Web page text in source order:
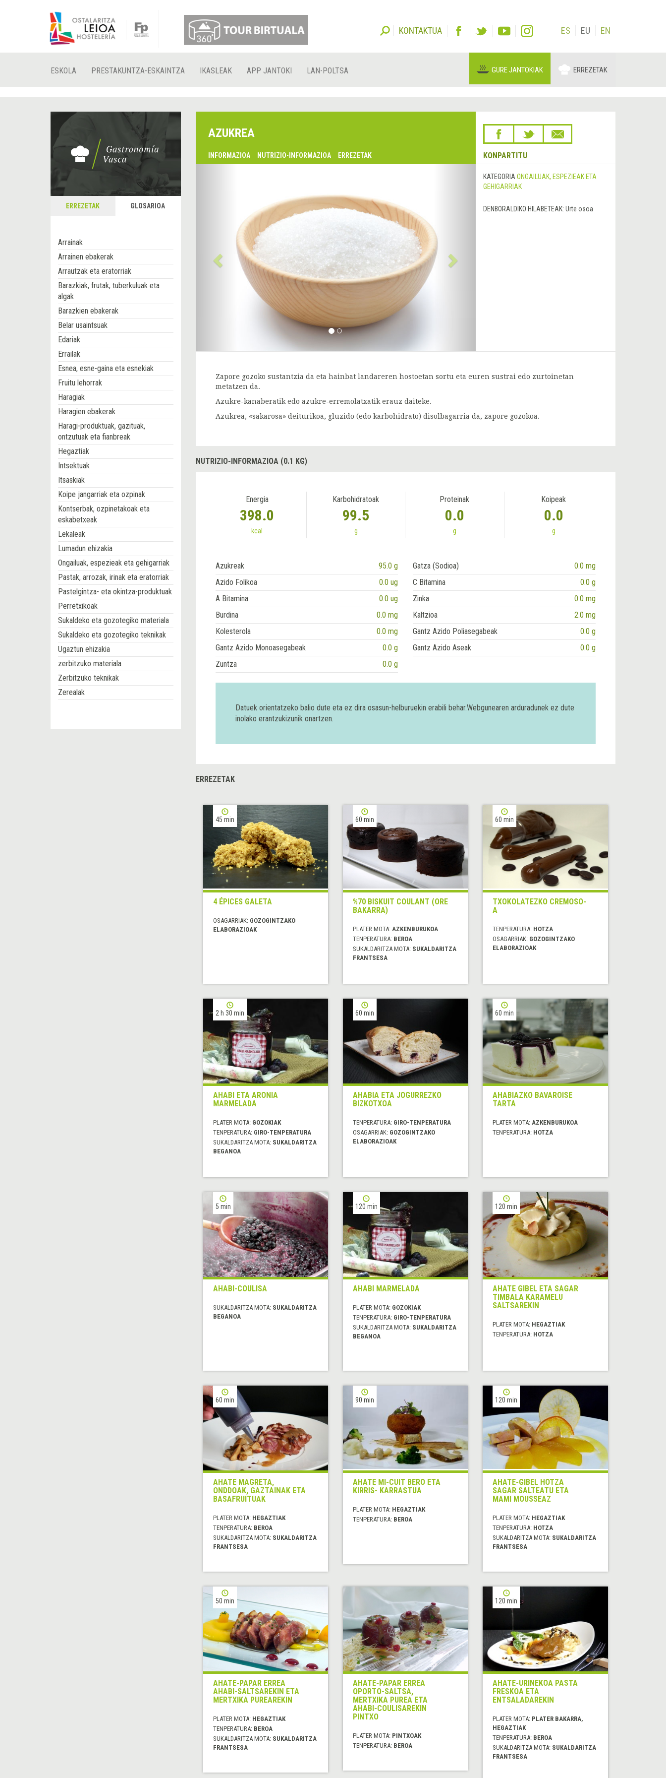
KONTAKTUA ES EU EN
ESKOLA PRESTAKUNTZA-ESKAINTZA IKASLEAK APP JANTOKI LAN-POLTSA GURE JANTOKIAK ERREZETAK
ERREZETAK GLOSARIOA
Arrainak
Arrainen ebakerak
Arrautzak eta eratorriak
Barazkiak, frutak, tuberkuluak eta
algak
Barazkien ebakerak
Belar usaintsuak
Edariak
Errailak
Esnea, esne-gaina eta esnekiak
Fruitu lehorrak
Haragiak
Haragien ebakerak
Haragi-produktuak, gazituak,
ontzutuak eta fianbreak
Hegaztiak
Intsektuak
Itsaskiak
Koipe jangarriak eta ozpinak
Kontserbak, ozpinetakoak eta
eskabetxeak
Lekaleak
Lumadun ehizakia
Ongailuak, espezieak eta gehigarriak
Pastak, arrozak, irinak eta eratorriak
Pastelgintza- eta okintza-produktuak
Perretxikoak
Sukaldeko eta gozotegiko materiala
Sukaldeko eta gozotegiko teknikak
Ugaztun ehizakia
zerbitzuko materiala
Zerbitzuko teknikak
Zerealak
AZUKREA
INFORMAZIOA NUTRIZIO-INFORMAZIOA ERREZETAK KONPARTITU
Hurrengoa
&rsaquo;
KATEGORIA ONGAILUAK, ESPEZIEAK ETA
GEHIGARRIAK
DENBORALDIKO HILABETEAK: Urte osoa
Zapore gozoko sustantzia da eta hainbat landareren hostoetan sortu eta euren sustrai edo zurtoinetan
metatzen da.
Azukre-kanaberatik edo azukre-erremolatxatik erauz daiteke.
Azukrea, «sakarosa» deiturikoa, gluzido (edo karbohidrato) disolbagarria da, zapore gozokoa.
NUTRIZIO-INFORMAZIOA (0.1 KG)
Energia
398.0
kcal
Karbohidratoak
99.5
g
Proteinak
0.0
g
Koipeak
0.0
g
Azukreak 95.0 g Gatza (Sodioa)
0.0 mg
Azido Folikoa
0.0 ug C Bitamina
0.0 g
A Bitamina
0.0 ug Zinka
0.0 mg
Burdina
0.0 mg Kaltzioa
2.0 mg
Kolesterola
0.0 mg Gantz Azido Poliasegabeak
0.0 g
Gantz Azido Monoasegabeak
0.0 g Gantz Azido Aseak
0.0 g
Zuntza
0.0 g
Datuek orientatzeko balio dute eta ez dira osasun-helburuekin erabili behar.Webgunearen arduradunek ez dute
inolako erantzukizunik onartzen.
ERREZETAK
45 min
4 ÉPICES GALETA
OSAGARRIAK: GOZOGINTZAKO
ELABORAZIOAK
60 min
%70 BISKUIT COULANT (ORE
BAKARRA)
PLATER MOTA: AZKENBURUKOA
TENPERATURA: BEROA
SUKALDARITZA MOTA: SUKALDARITZA
FRANTSESA
60 min
TXOKOLATEZKO CREMOSO-
A
TENPERATURA: HOTZA
OSAGARRIAK: GOZOGINTZAKO
ELABORAZIOAK
2 h 30 min
AHABI ETA ARONIA
MARMELADA
PLATER MOTA: GOZOKIAK
TENPERATURA: GIRO-TENPERATURA
SUKALDARITZA MOTA: SUKALDARITZA
BEGANOA
60 min
AHABIA ETA JOGURREZKO
BIZKOTXOA
TENPERATURA: GIRO-TENPERATURA
OSAGARRIAK: GOZOGINTZAKO
ELABORAZIOAK
60 min
AHABIAZKO BAVAROISE
TARTA
PLATER MOTA:AZKENBURUKOA
TENPERATURA: HOTZA
5 min
AHABI-COULISA
SUKALDARITZA MOTA: SUKALDARITZA
BEGANOA
120 min
AHABI MARMELADA
PLATER MOTA: GOZOKIAK
TENPERATURA: GIRO-TENPERATURA
SUKALDARITZA MOTA: SUKALDARITZA
BEGANOA
120 min
AHATE GIBEL ETA SAGAR
TIMBALA KARAMELU
SALTSAREKIN
PLATER MOTA: HEGAZTIAK
TENPERATURA: HOTZA
60 min
AHATE MAGRETA,
ONDDOAK, GAZTAINAK ETA
BASAFRUITUAK
PLATER MOTA: HEGAZTIAK
TENPERATURA: BEROA
SUKALDARITZA MOTA: SUKALDARITZA
FRANTSESA
90 min
AHATE MI-CUIT BERO ETA
KIRRIS- KARRASTUA
PLATER MOTA: HEGAZTIAK
TENPERATURA: BEROA
120 min
AHATE-GIBEL HOTZA
SAGAR SALTEATU ETA
MAMI MOUSSEAZ
PLATER MOTA: HEGAZTIAK
TENPERATURA: HOTZA
SUKALDARITZA MOTA: SUKALDARITZA
FRANTSESA
50 min
AHATE-PAPAR ERREA
AHABI-SALTSAREKIN ETA
MERTXIKA PUREAREKIN
PLATER MOTA: HEGAZTIAK
TENPERATURA: BEROA
SUKALDARITZA MOTA: SUKALDARITZA
FRANTSESA
AHATE-PAPAR ERREA
OPORTO-SALTSA,
MERTXIKA PUREA ETA
AHABI-COULISAREKIN
PINTXO
PLATER MOTA: PINTXOAK
TENPERATURA: BEROA
120 min
AHATE-URINEKOA PASTA
FRESKOA ETA
ENTSALADAREKIN
PLATER MOTA: PLATER BAKARRA,
HEGAZTIAK
TENPERATURA: BEROA
SUKALDARITZA MOTA: SUKALDARITZA
FRANTSESA